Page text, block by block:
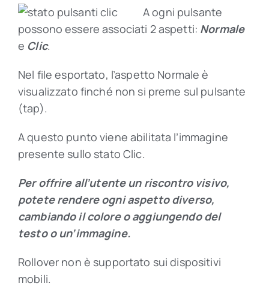
A ogni pulsante
possono essere associati 2 aspetti: Normale
e Clic.
Nel file esportato, l’aspetto Normale è
visualizzato finché non si preme sul pulsante
(tap).
A questo punto viene abilitata l’immagine
presente sullo stato Clic.
Per offrire all’utente un riscontro visivo,
potete rendere ogni aspetto diverso,
cambiando il colore o aggiungendo del
testo o un’immagine.
Rollover non è supportato sui dispositivi
mobili.